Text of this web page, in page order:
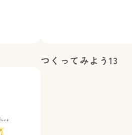
つくってみよう13